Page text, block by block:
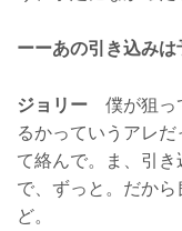
ーーあの引き込みは
ジョリー 僕が狙っ
るかっていうアレ
て絡んで。ま、引
で、ずっと。だか
ど。